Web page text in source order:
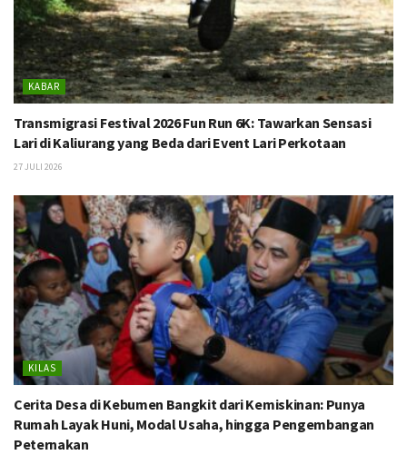
KABAR
Transmigrasi Festival 2026 Fun Run 6K: Tawarkan Sensasi
Lari di Kaliurang yang Beda dari Event Lari Perkotaan
27 JULI 2026
KILAS
Cerita Desa di Kebumen Bangkit dari Kemiskinan: Punya
Rumah Layak Huni, Modal Usaha, hingga Pengembangan
Peternakan